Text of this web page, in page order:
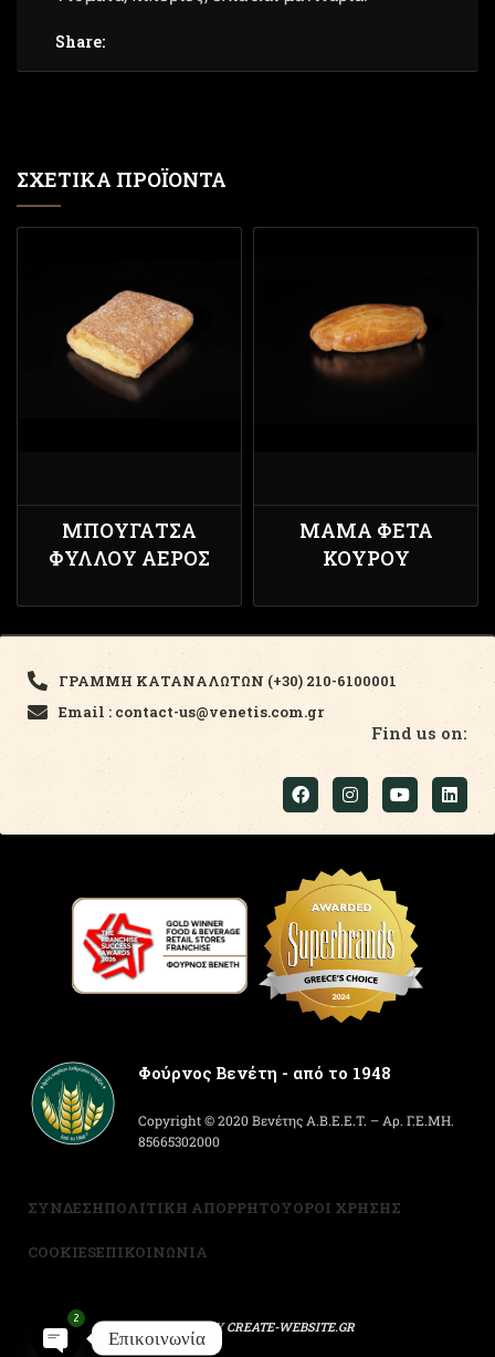
Share:
ΣΧΕΤΙΚΆ ΠΡΟΪΌΝΤΑ
ΜΠΟΥΓΆΤΣΑ
ΦΎΛΛΟΥ ΑΈΡΟΣ
ΜΆΜΑ ΦΈΤΑ
ΚΟΥΡΟΎ
ΓΡΑΜΜΗ ΚΑΤΑΝΑΛΩΤΩΝ (+30) 210-6100001
Email : contact-us@venetis.com.gr
Find us on:
Φούρνος Βενέτη - από το 1948
Copyright © 2020 Βενέτης Α.Β.Ε.Ε.Τ. – Αρ. Γ.Ε.ΜΗ.
85665302000
ΣΥΝΔΕΣΗΠΟΛΙΤΙΚΗ ΑΠΟΡΡΗΤΟΥΟΡΟΙ ΧΡΗΣΗΣ
COOKIESΕΠΙΚΟΙΝΩΝΙΑ
POWERED BY CREATE-WEBSITE.GR
Επικοινωνία
2